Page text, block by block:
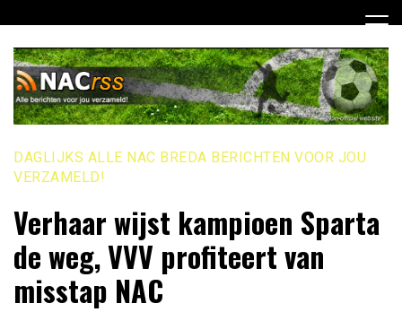
naar
inhoud
DAGLIJKS ALLE NAC BREDA BERICHTEN VOOR JOU
VERZAMELD!
Verhaar wijst kampioen Sparta
de weg, VVV profiteert van
misstap NAC